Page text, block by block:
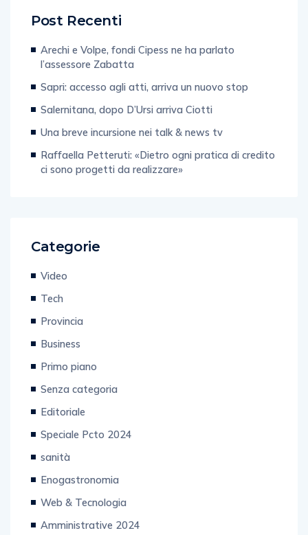
Post Recenti
Arechi e Volpe, fondi Cipess ne ha parlato
l’assessore Zabatta
Sapri: accesso agli atti, arriva un nuovo stop
Salernitana, dopo D’Ursi arriva Ciotti
Una breve incursione nei talk & news tv
Raffaella Petteruti: «Dietro ogni pratica di credito
ci sono progetti da realizzare»
Categorie
Video
Tech
Provincia
Business
Primo piano
Senza categoria
Editoriale
Speciale Pcto 2024
sanità
Enogastronomia
Web & Tecnologia
Amministrative 2024